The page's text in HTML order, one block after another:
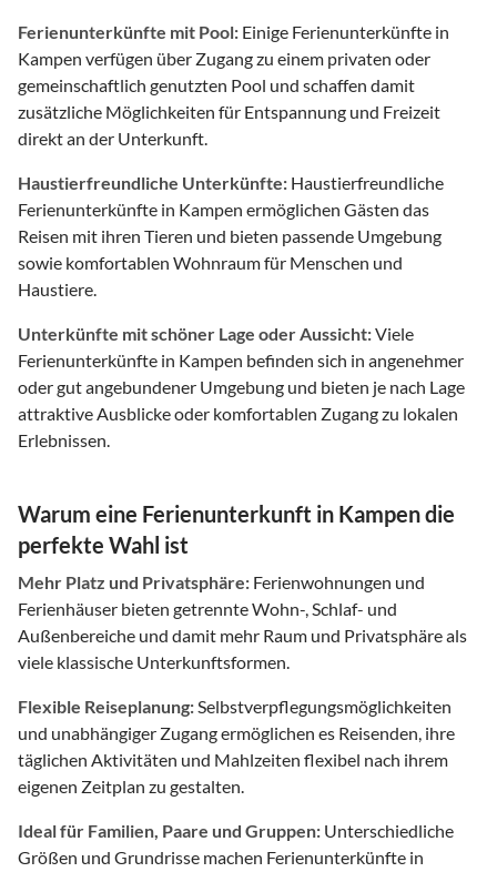
Ferienunterkünfte mit Pool: Einige Ferienunterkünfte in
Kampen verfügen über Zugang zu einem privaten oder
gemeinschaftlich genutzten Pool und schaffen damit
zusätzliche Möglichkeiten für Entspannung und Freizeit
direkt an der Unterkunft.
Haustierfreundliche Unterkünfte: Haustierfreundliche
Ferienunterkünfte in Kampen ermöglichen Gästen das
Reisen mit ihren Tieren und bieten passende Umgebung
sowie komfortablen Wohnraum für Menschen und
Haustiere.
Unterkünfte mit schöner Lage oder Aussicht:Viele
Ferienunterkünfte in Kampen befinden sich in angenehmer
oder gut angebundener Umgebung und bieten je nach Lage
attraktive Ausblicke oder komfortablen Zugang zu lokalen
Erlebnissen.
Warum eine Ferienunterkunft in Kampen die
perfekte Wahl ist
Mehr Platz und Privatsphäre: Ferienwohnungen und
Ferienhäuser bieten getrennte Wohn-, Schlaf- und
Außenbereiche und damit mehr Raum und Privatsphäre als
viele klassische Unterkunftsformen.
Flexible Reiseplanung:Selbstverpflegungsmöglichkeiten
und unabhängiger Zugang ermöglichen es Reisenden, ihre
täglichen Aktivitäten und Mahlzeiten flexibel nach ihrem
eigenen Zeitplan zu gestalten.
Ideal für Familien, Paare und Gruppen: Unterschiedliche
Größen und Grundrisse machen Ferienunterkünfte in